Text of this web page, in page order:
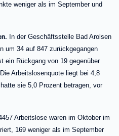
weniger als im September und
In der Geschäftsstelle Bad Arolsen
um 34 auf 847 zurückgegangen
ein Rückgang von 19 gegenüber
Arbeitslosenquote liegt bei 4,8
sie 5,0 Prozent betragen, vor
Arbeitslose waren im Oktober im
169 weniger als im September